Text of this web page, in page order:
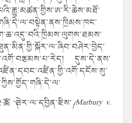
དུས་དེ་ནས་
༽ཟེར་ལ་དབྱིན་ཇིས་༼Marbury v.